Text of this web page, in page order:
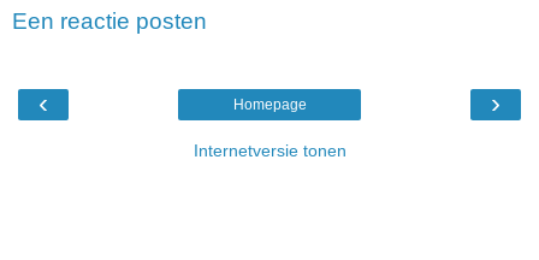
Een reactie posten
‹ ›
Homepage
Internetversie tonen